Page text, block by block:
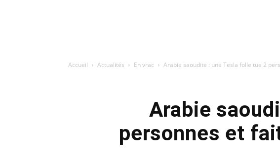
Accueil Actualités En vrac Arabie saoudite : une Tesla folle tue 2
Arabie
personnes et